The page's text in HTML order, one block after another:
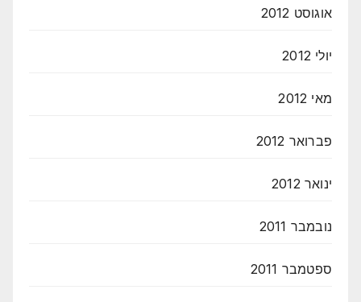
אוגוסט 2012
יולי 2012
מאי 2012
פברואר 2012
ינואר 2012
נובמבר 2011
ספטמבר 2011